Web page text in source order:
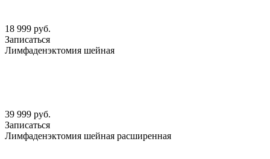
18 999 руб.
Записаться
Лимфаденэктомия шейная
39 999 руб.
Записаться
Лимфаденэктомия шейная расширенная